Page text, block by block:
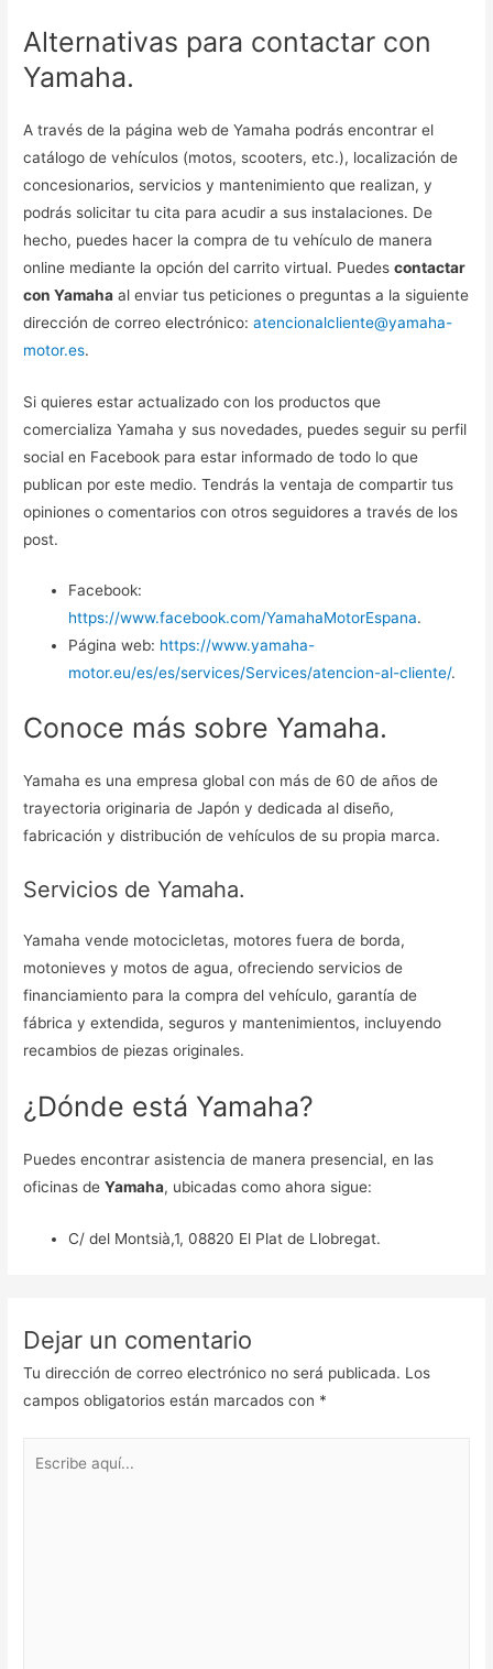
Alternativas para contactar con
Yamaha.
A través de la página web de Yamaha podrás encontrar el
catálogo de vehículos (motos, scooters, etc.), localización de
concesionarios, servicios y mantenimiento que realizan, y
podrás solicitar tu cita para acudir a sus instalaciones. De
hecho, puedes hacer la compra de tu vehículo de manera
online mediante la opción del carrito virtual. Puedescontactar
con Yamaha al enviar tus peticiones o preguntas a la siguiente
dirección de correo electrónico:atencionalcliente@yamaha-
motor.es.
Si quieres estar actualizado con los productos que
comercializa Yamaha y sus novedades, puedes seguir su perfil
social en Facebook para estar informado de todo lo que
publican por este medio. Tendrás la ventaja de compartir tus
opiniones o comentarios con otros seguidores a través de los
post.
Facebook:
https://www.facebook.com/YamahaMotorEspana.
Página web: https://www.yamaha-
motor.eu/es/es/services/Services/atencion-al-cliente/.
Conoce más sobre Yamaha.
Yamaha es una empresa global con más de 60 de años de
trayectoria originaria de Japón y dedicada al diseño,
fabricación y distribución de vehículos de su propia marca.
Servicios de Yamaha.
Yamaha vende motocicletas, motores fuera de borda,
motonieves y motos de agua, ofreciendo servicios de
financiamiento para la compra del vehículo, garantía de
fábrica y extendida, seguros y mantenimientos, incluyendo
recambios de piezas originales.
¿Dónde está Yamaha?
Puedes encontrar asistencia de manera presencial, en las
oficinas deYamaha, ubicadas como ahora sigue:
C/ del Montsià,1, 08820 El Plat de Llobregat.
Dejar un comentario
Tu dirección de correo electrónico no será publicada. Los
campos obligatorios están marcados con *